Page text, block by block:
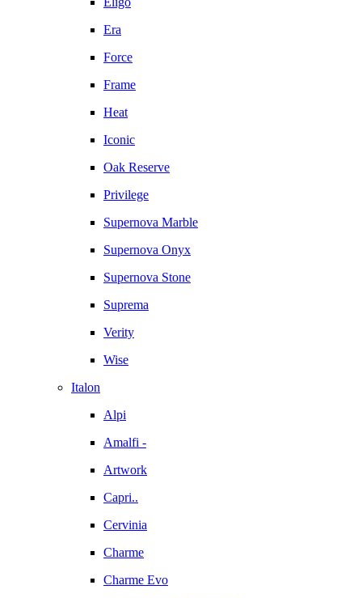
Era
Force
Frame
Heat
Iconic
Oak Reserve
Privilege
Supernova Marble
Supernova Onyx
Supernova Stone
Suprema
Verity
Wise
Italon
Alpi
Amalfi -
Artwork
Capri..
Cervinia
Charme
Charme Evo